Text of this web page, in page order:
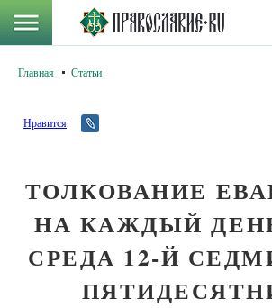
Главная Статьи
Нравится
ТОЛКОВАНИЕ
НА КАЖДЫЙ
СРЕДА 12-Й